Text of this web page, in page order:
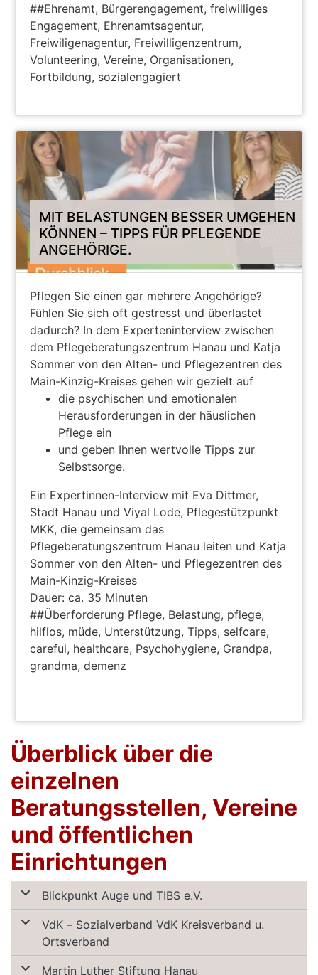
##Ehrenamt, Bürgerengagement, freiwilliges
Engagement, Ehrenamtsagentur,
Freiwiligenagentur, Freiwilligenzentrum,
Volunteering, Vereine, Organisationen,
Fortbildung, sozialengagiert
MIT BELASTUNGEN BESSER UMGEHEN
KÖNNEN – TIPPS FÜR PFLEGENDE
ANGEHÖRIGE.
Pflegen Sie einen gar mehrere Angehörige?
Fühlen Sie sich oft gestresst und überlastet
dadurch? In dem Experteninterview zwischen
dem Pflegeberatungszentrum Hanau und Katja
Sommer von den Alten- und Pflegezentren des
Main-Kinzig-Kreises gehen wir gezielt auf
die psychischen und emotionalen
Herausforderungen in der häuslichen
Pflege ein
und geben Ihnen wertvolle Tipps zur
Selbstsorge.
Ein Expertinnen-Interview mit Eva Dittmer,
Stadt Hanau und Viyal Lode, Pflegestützpunkt
MKK, die gemeinsam das
Pflegeberatungszentrum Hanau leiten und Katja
Sommer von den Alten- und Pflegezentren des
Main-Kinzig-Kreises
Dauer: ca. 35 Minuten
##Überforderung Pflege, Belastung, pflege,
hilflos, müde, Unterstützung, Tipps, selfcare,
careful, healthcare, Psychohygiene, Grandpa,
grandma, demenz
Überblick über die
einzelnen
Beratungsstellen, Vereine
und öffentlichen
Einrichtungen
Blickpunkt Auge und TIBS e.V.
VdK – Sozialverband VdK Kreisverband u.
Ortsverband
Martin Luther Stiftung Hanau